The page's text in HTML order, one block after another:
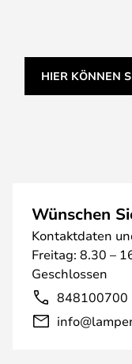
HIER KÖNNEN
Wünschen
Kontaktdaten
Freitag: 8.30 –
Geschlossen
848100700